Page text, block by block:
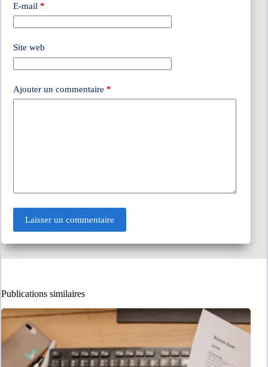
E-mail *
Site web
Ajouter un commentaire *
Laisser un commentaire
Publications similaires